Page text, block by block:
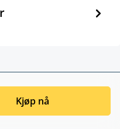
Kjøp nå